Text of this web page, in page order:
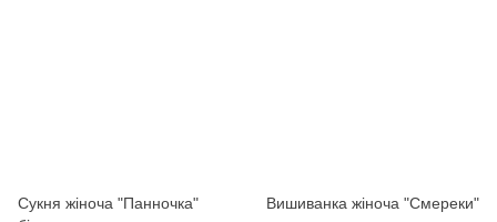
Сукня жіноча "Панночка"
Вишиванка жіноча "Смереки"